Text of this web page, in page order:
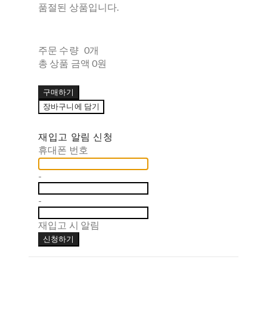
품절된 상품입니다.
주문 수량 0개
총 상품 금액 0원
구매하기
장바구니에 담기
재입고 알림 신청
휴대폰 번호
-
-
재입고 시 알림
신청하기